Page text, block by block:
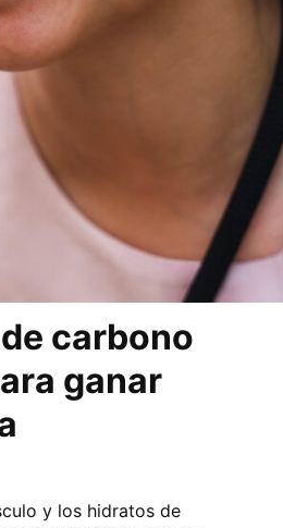
carbono
ganar
y los hidratos de